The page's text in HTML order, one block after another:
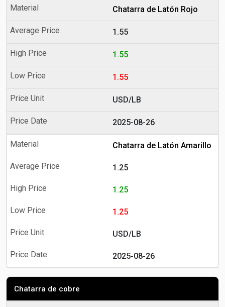
Chatarra de Latón Rojo
1.55
1.55
1.55
USD/LB
2025-08-26
Chatarra de Latón Amarillo
1.25
1.25
1.25
USD/LB
2025-08-26
Chatarra de cobre